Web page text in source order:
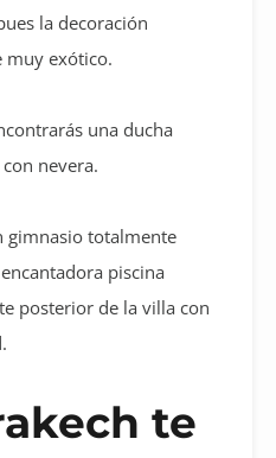
la decoración
muy exótico.
una ducha
nevera.
gimnasio totalmente
piscina
posterior de la villa con
te